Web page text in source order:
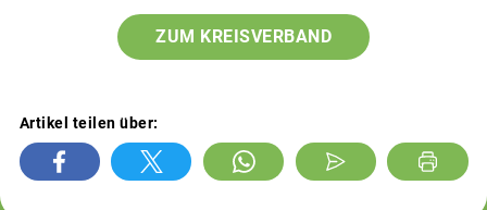
ZUM KREISVERBAND
Artikel teilen über: